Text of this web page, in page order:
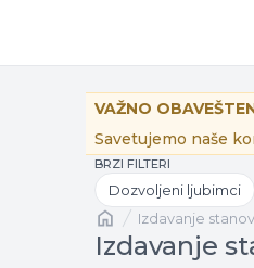
VAŽNO
Savetujemo naše
BRZI FILTERI
Dozvoljeni ljubimci
Naslovnaizdavanje
Izdavanje